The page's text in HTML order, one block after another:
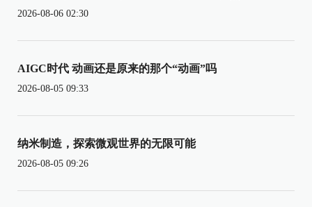
2026-08-06 02:30
AIGC时代 动画还是原来的那个“动画”吗
2026-08-05 09:33
纳米制造，探索微观世界的无限可能
2026-08-05 09:26